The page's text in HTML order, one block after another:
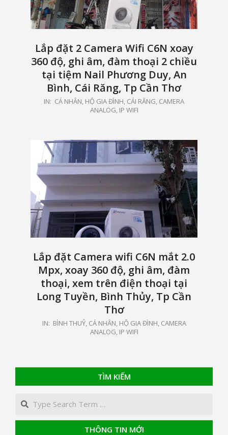
Lắp đặt 2 Camera Wifi C6N xoay
360 độ, ghi âm, đàm thoại 2 chiều
tại tiệm Nail Phương Duy, An
Bình, Cái Răng, Tp Cần Thơ
2021-
IN: CÁ NHÂN, HỘ GIA ĐÌNH CÁI RĂNG CAMERA
ANALOG, IP WIFI
Lắp đặt Camera wifi C6N mắt 2.0
Mpx, xoay 360 độ, ghi âm, đàm
thoại, xem trên điện thoại tại
Long Tuyền, Bình Thủy, Tp Cần
Thơ
2021-
IN: BÌNH THUỶ, CÁ NHÂN, HỘ GIA ĐÌNH, CAMERA
ANALOG, IP WIFI
TÌM KIẾM
Search
THÔNG TIN MỚI